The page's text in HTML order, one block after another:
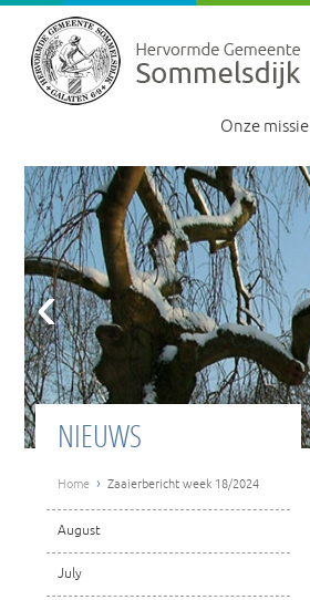
Onze missie
‹
NIEUWS
Home › Zaaierbericht week 18/2024
August
July